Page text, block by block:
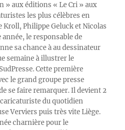
» aux éditions « Le Cri » aux
les plus célèbres en
Kroll, Philippe Geluck et Nicolas
année, le responsable de
sa chance à au dessinateur
semaine à illustrer le
Cette première
le grand groupe presse
se faire remarquer. Il devient 2
du quotidien
Verviers puis très vite Liège.
charnière pour le